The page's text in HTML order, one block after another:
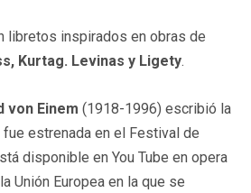
libretos inspirados en obras de
Kurtag. Levinas y Ligety.
von Einem (1918-1996) escribió la
fue estrenada en el Festival de
disponible en You Tube en opera
Unión Europea en la que se